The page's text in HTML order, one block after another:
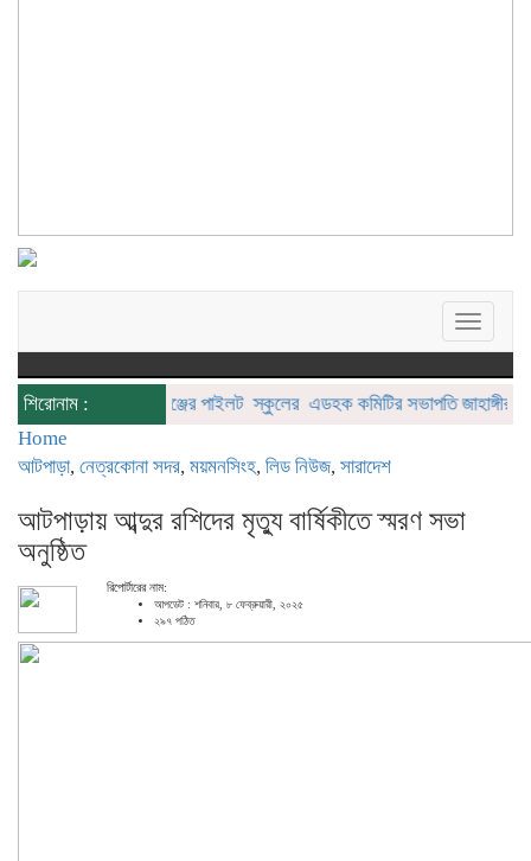
Toggle
শিরোনাম :মোহনগঞ্জের পাইলট স্কুলের এডহক কমিটির সভাপতি জাহাঙ্গীর আলম
Home
আটপাড়া, নেত্রকোনা সদর, ময়মনসিংহ, লিড নিউজ, সারাদেশ
আটপাড়ায় আব্দুর রশিদের মৃত্যু বার্ষিকীতে স্মরণ সভা
অনুষ্ঠিত
রিপোর্টারের নাম:
আপডেট : শনিবার, ৮ ফেব্রুয়ারী, ২০২৫
২৯৭ পঠিত